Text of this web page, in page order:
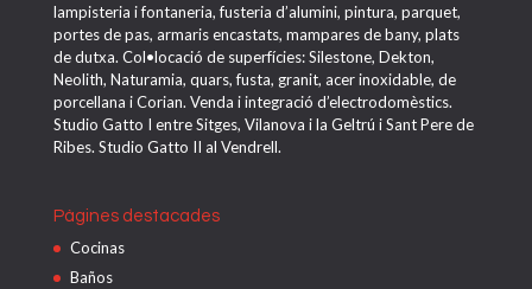
lampisteria i fontaneria, fusteria d’alumini, pintura, parquet,
portes de pas, armaris encastats, mampares de bany, plats
de dutxa. Col•locació de superfícies: Silestone, Dekton,
Neolith, Naturamia, quars, fusta, granit, acer inoxidable, de
porcellana i Corian. Venda i integració d’electrodomèstics.
Studio Gatto I entre Sitges, Vilanova i la Geltrú i Sant Pere de
Ribes. Studio Gatto II al Vendrell.
Pàgines destacades
Cocinas
Baños